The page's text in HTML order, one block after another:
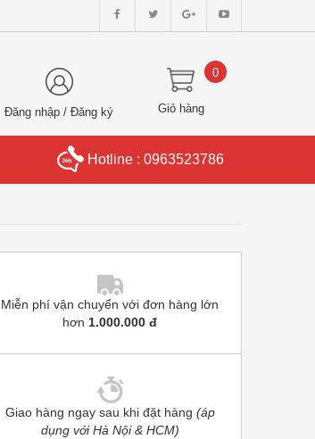
Đăng nhập /Đăng ký Giỏ hàng
0
Hotline : 0963523786
Miễn phí vận chuyển với đơn hàng lớn
hơn 1.000.000 đ
Giao hàng ngay sau khi đặt hàng (áp
dụng với Hà Nội & HCM)